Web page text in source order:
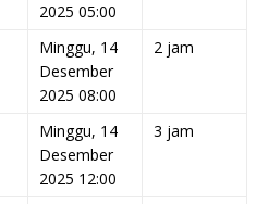
2025 05:00
Minggu, 14
Desember
2025 08:00
2 jam
Minggu, 14
Desember
2025 12:00
3 jam